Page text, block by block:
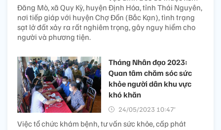
Đăng Mò, xã Quy Kỳ, huyện Định Hóa, tỉnh Thái Nguyên,
nơi tiếp giáp với huyện Chợ Đồn (Bắc Kạn), tình trạng
sạt lở đất xảy ra rất nghiêm trọng, gây nguy hiểm cho
người và phương tiện.
Tháng Nhân đạo 2023:
Quan tâm chăm sóc sức
khỏe người dân khu vực
khó khăn
24/05/2023 10:47’
Việc tổ chức khám bệnh, tư vấn sức khỏe, cấp phát